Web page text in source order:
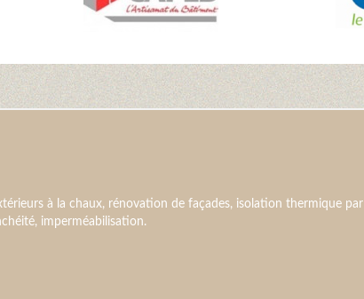
à la chaux, rénovation de façades, isolation thermique par
imperméabilisation.